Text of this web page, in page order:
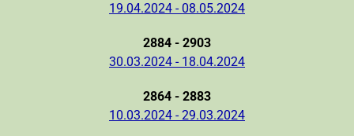
19.04.2024 - 08.05.2024
2884 - 2903
30.03.2024 - 18.04.2024
2864 - 2883
10.03.2024 - 29.03.2024